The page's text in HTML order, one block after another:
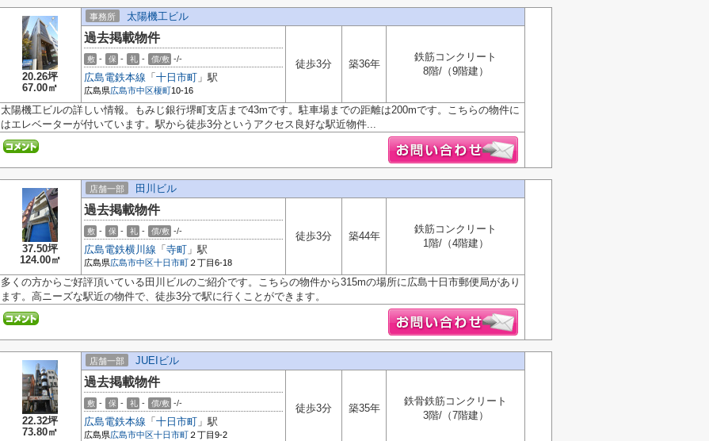
20.26坪
67.00㎡
事務所 太陽機工ビル
過去掲載物件
敷 - 保 - 礼 - 償/敷 -/-
広島電鉄本線 「 十日市町 」駅
広島県広島市中区榎町10-16
徒歩3分 築36年
鉄筋コンクリート
8階/（9階建）
太陽機工ビルの詳しい情報。もみじ銀行堺町支店まで43mです。駐車場までの距離は200mです。こちらの物件に
はエレベーターが付いています。駅から徒歩3分というアクセス良好な駅近物件...
37.50坪
124.00㎡
店舗一部 田川ビル
過去掲載物件
敷 - 保 - 礼 - 償/敷 -/-
広島電鉄横川線 「 寺町 」駅
広島県広島市中区十日市町 ２丁目6-18
徒歩3分 築44年
鉄筋コンクリート
1階/（4階建）
多くの方からご好評頂いている田川ビルのご紹介です。こちらの物件から315mの場所に広島十日市郵便局があり
ます。高ニーズな駅近の物件で、徒歩3分で駅に行くことができます。
22.32坪
73.80㎡
店舗一部 JUEIビル
過去掲載物件
敷 - 保 - 礼 - 償/敷 -/-
広島電鉄本線 「 十日市町 」駅
広島県広島市中区十日市町 ２丁目9-2
徒歩3分 築35年
鉄骨鉄筋コンクリート
3階/（7階建）